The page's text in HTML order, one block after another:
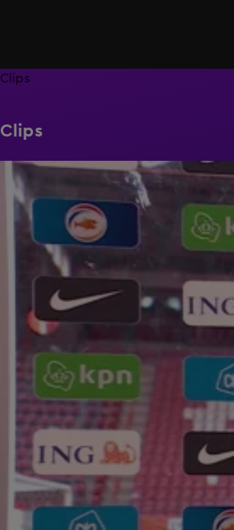
Clips
Clips
2:03